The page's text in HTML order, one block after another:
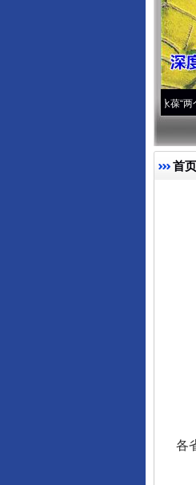
永葆“两个先锋队”
首页
各